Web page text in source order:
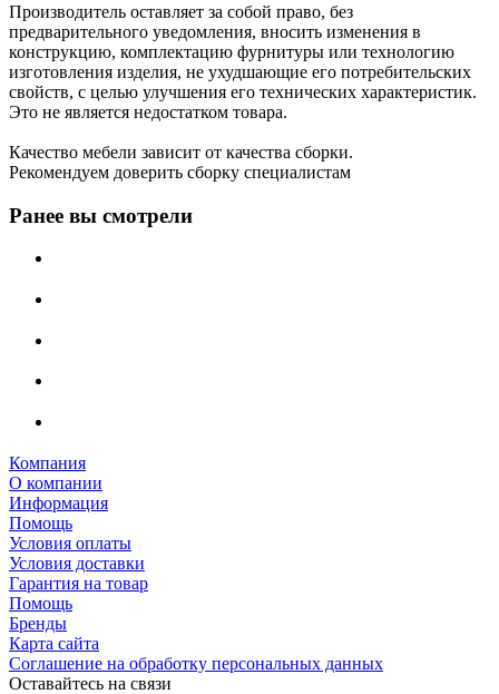
Производитель оставляет за собой право, без
предварительного уведомления, вносить изменения в
конструкцию, комплектацию фурнитуры или технологию
изготовления изделия, не ухудшающие его потребительских
свойств, с целью улучшения его технических характеристик.
Это не является недостатком товара.
Качество мебели зависит от качества сборки.
Рекомендуем доверить сборку специалистам
Ранее вы смотрели
Компания
О компании
Информация
Помощь
Условия оплаты
Условия доставки
Гарантия на товар
Помощь
Бренды
Карта сайта
Соглашение на обработку персональных данных
Оставайтесь на связи